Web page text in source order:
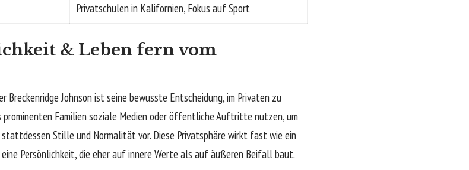
Privatschulen in Kalifornien, Fokus auf Sport
& Leben fern vom
Johnson ist seine bewusste Entscheidung, im Privaten zu
prominenten Familien soziale Medien oder öffentliche Auftritte nutzen, um
Stille und Normalität vor. Diese Privatsphäre wirkt fast wie ein
Persönlichkeit, die eher auf innere Werte als auf äußeren Beifall baut.